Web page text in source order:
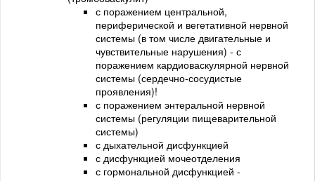
с поражением центральной,
периферической и вегетативной нервной
системы (в том числе двигательные и
чувствительные нарушения) - с
поражением кардиоваскулярной нервной
системы (сердечно-сосудистые
проявления)!
с поражением энтеральной нервной
системы (регуляции пищеварительной
системы)
с дыхательной дисфункцией
с дисфункцией мочеотделения
с гормональной дисфункцией -